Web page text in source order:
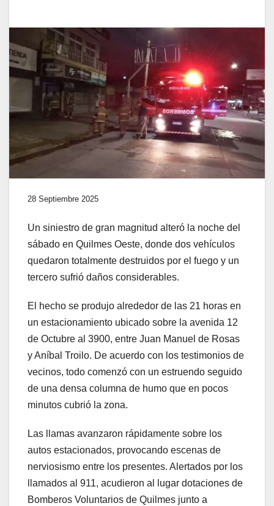
28 Septiembre 2025
Un siniestro de gran magnitud alteró la noche del
sábado en Quilmes Oeste, donde dos vehículos
quedaron totalmente destruidos por el fuego y un
tercero sufrió daños considerables.
El hecho se produjo alrededor de las 21 horas en
un estacionamiento ubicado sobre la avenida 12
de Octubre al 3900, entre Juan Manuel de Rosas
y Aníbal Troilo. De acuerdo con los testimonios de
vecinos, todo comenzó con un estruendo seguido
de una densa columna de humo que en pocos
minutos cubrió la zona.
Las llamas avanzaron rápidamente sobre los
autos estacionados, provocando escenas de
nerviosismo entre los presentes. Alertados por los
llamados al 911, acudieron al lugar dotaciones de
Bomberos Voluntarios de Quilmes junto a